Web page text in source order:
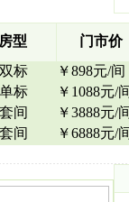
房型
门市价
标
￥898元/间
标
￥1088元/
间
￥3888元/
间
￥6888元/